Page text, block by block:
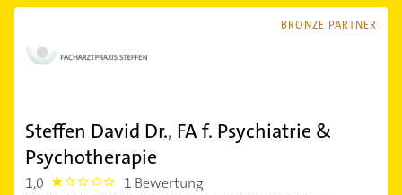
BRONZE PARTNER
Steffen David Dr., FA f. Psychiatrie &
Psychotherapie
1,0 1.0 1 Bewertung